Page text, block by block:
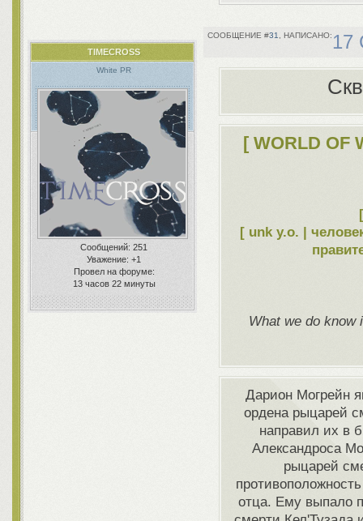
31 17
TIMECROSS
White PR
Сообщений: 251
Уважение: +1
Провел на форуме:
13 часов 22 минуты
[ WORLD
[ unk y.o. |
What we do know
Дарион Могрейн
ордена рыцарей
направил их в
Александроса
рыцарей
отца. Ему выпало